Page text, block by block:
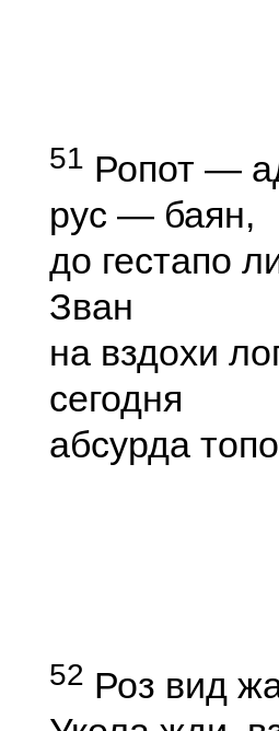
51 Ропот —
рус — баян,
до гестапо
Зван
на вздохи
сегодня
абсурда
52 Роз вид